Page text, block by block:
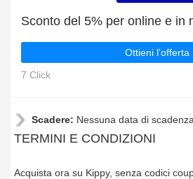
Sconto del 5% per online e in
Ottieni l'offerta
7 Click
Scadere: Nessuna data di scadenza
TERMINI E CONDIZIONI
Acquista ora su Kippy, senza codici